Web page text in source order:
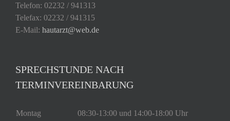
Telefon: 02232 / 941313
Telefax: 02232 / 941315
E-Mail: hautarzt@web.de
SPRECHSTUNDE NACH
TERMINVEREINBARUNG
Montag
08:30-13:00 und 14:00-18:00 Uhr